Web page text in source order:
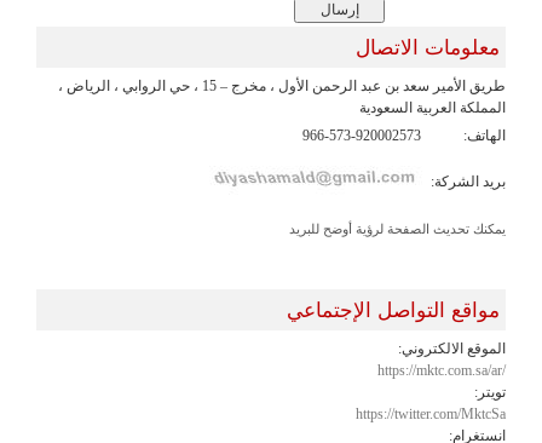
معلومات الاتصال
طريق الأمير سعد بن عبد الرحمن الأول ، مخرج – 15 ، حي الروابي ، الرياض ،
المملكة العربية السعودية
الهاتف:
966-573-920002573
بريد الشركة:
يمكنك تحديث الصفحة لرؤية أوضح للبريد
مواقع التواصل الإجتماعي
الموقع الالكتروني:
https://mktc.com.sa/ar/
تويتر:
https://twitter.com/MktcSa
انستغرام: